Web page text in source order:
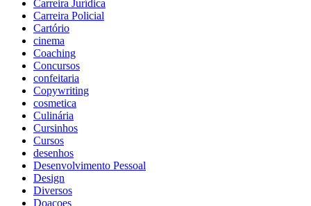
Carreira Jurídica
Carreira Policial
Cartório
cinema
Coaching
Concursos
confeitaria
Copywriting
cosmetica
Culinária
Cursinhos
Cursos
desenhos
Desenvolvimento Pessoal
Design
Diversos
Doaçoes